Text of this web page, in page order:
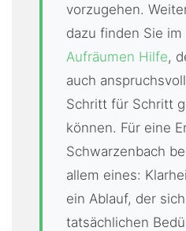
vorzugehen.
dazu finden Sie im
Aufräumen Hilfe,
auch
Schritt für Schritt
können. Für eine
Schwarzenbach
allem eines:
ein Ablauf, der
tatsächlichen